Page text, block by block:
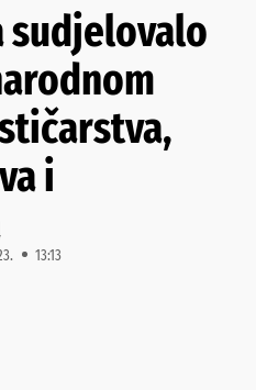
sudjelovalo
i
13:13